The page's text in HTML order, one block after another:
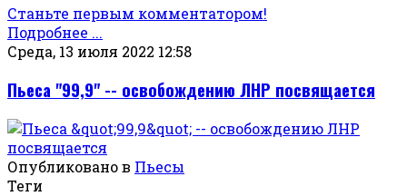
Станьте первым комментатором!
Подробнее ...
Среда, 13 июля 2022 12:58
Пьеса "99,9" -- освобождению ЛНР посвящается
Опубликовано в Пьесы
Теги